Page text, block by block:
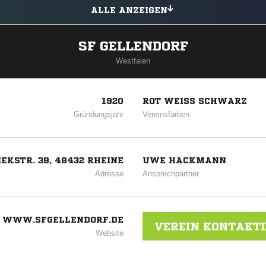
ALLE ANZEIGEN
SF GELLENDORF
Westfalen
1920
Gründungsjahr
ROT WEISS SCHWARZ
Vereinsfarben
38, 48432 RHEINE
Adresse
UWE HACKMANN
Ansprechpartner
WWW.SFGELLENDORF.DE
Website
VEREIN